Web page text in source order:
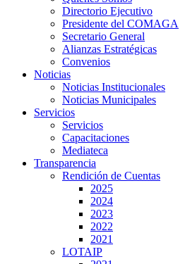
Directorio Ejecutivo
Presidente del COMAGA
Secretario General
Alianzas Estratégicas
Convenios
Noticias
Noticias Institucionales
Noticias Municipales
Servicios
Servicios
Capacitaciones
Mediateca
Transparencia
Rendición de Cuentas
2025
2024
2023
2022
2021
LOTAIP